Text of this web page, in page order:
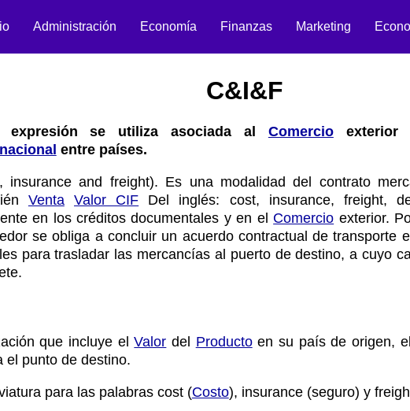
Administración Economía Finanzas Marketing
C&I&F
expresión se utiliza asociada al Comercio
entre países.
insurance and freight). Es una modalidad del contrato
Venta Valor CIF Del inglés: cost, insurance, freight,
en los créditos documentales y en el Comercio exterior.
se obliga a concluir un acuerdo contractual de transporte
para trasladar las mercancías al puerto de destino, a cuyo
que incluye elValor del Productoen su país de origen,
el punto de destino.
para las palabras cost (Costo), insurance (seguro) y